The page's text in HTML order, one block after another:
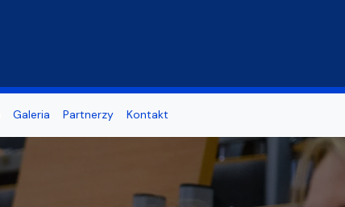
Galeria Partnerzy Kontakt